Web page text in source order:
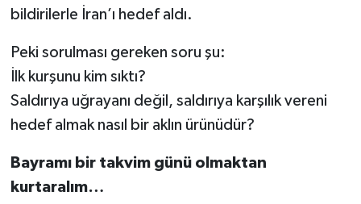
bildirilerle İran’ı hedef aldı.
Peki sorulması gereken soru şu:
İlk kurşunu kim sıktı?
Saldırıya uğrayanı değil, saldırıya karşılık vereni
hedef almak nasıl bir aklın ürünüdür?
Bayramı bir takvim günü olmaktan
kurtaralım…